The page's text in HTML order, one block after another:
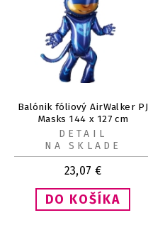
Balónik fóliový AirWalker PJ
Masks 144 x 127 cm
23,07 €
DETAIL
NA SKLADE